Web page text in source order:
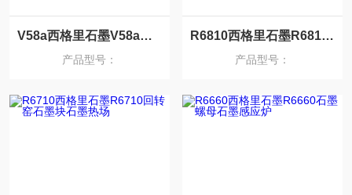
V58a西格里石墨V58a电火花石墨模具石墨卡瓣
产品型号：
R6810西格里石墨R6810石墨三瓣埚石墨导流筒
产品型号：